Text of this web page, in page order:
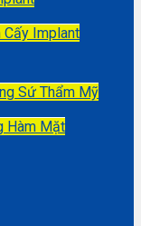
Cấy Implant
Sứ Thẩm Mỹ
Hàm Mặt